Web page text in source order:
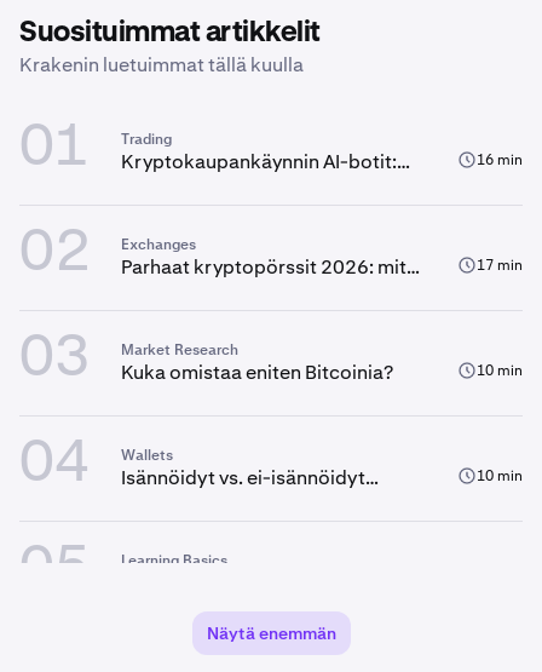
Suosituimmat artikkelit
Krakenin luetuimmat tällä kuulla
01 Trading
Kryptokaupankäynnin AI-botit:
16 min
02 Exchanges
Parhaat kryptopörssit 2026: mitä
17 min
03 Market Research
Kuka omistaa eniten Bitcoinia? 10 min
04 Wallets
Isännöidyt vs. ei-isännöidyt
10 min
05 Learning Basics
täydellinen opas
Näytä enemmän